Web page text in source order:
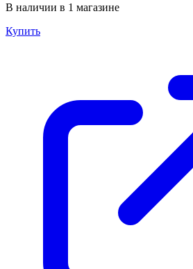
В наличии в 1 магазине
Купить